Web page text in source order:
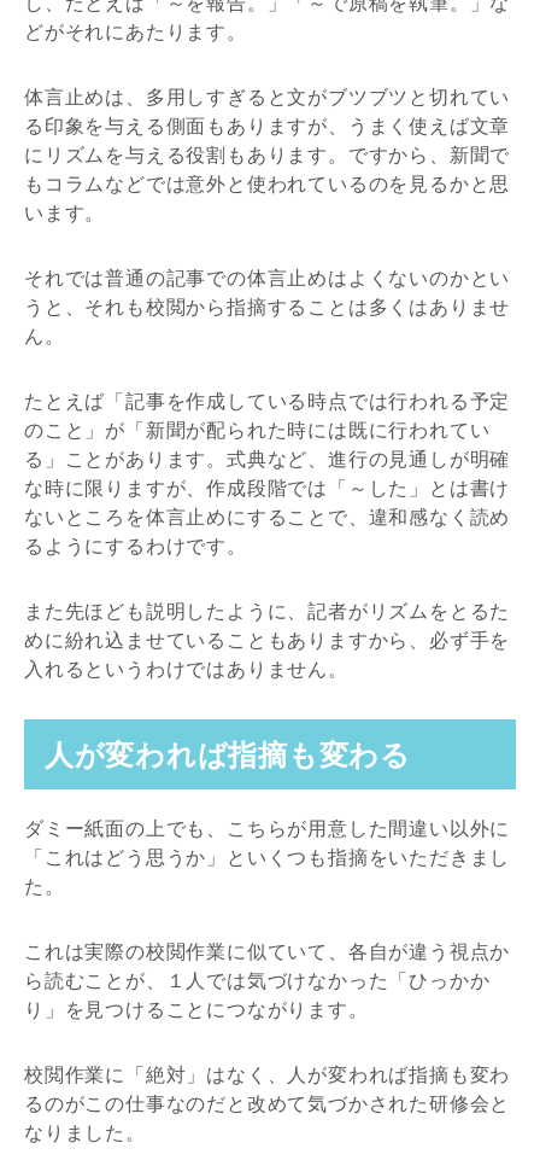
どがそれにあたります。
体言止めは、多用しすぎると文がブツブツと切れてい
る印象を与える側面もありますが、うまく使えば文章
にリズムを与える役割もあります。ですから、新聞で
もコラムなどでは意外と使われているのを見るかと思
います。
それでは普通の記事での体言止めはよくないのかとい
うと、それも校閲から指摘することは多くはありませ
ん。
たとえば「記事を作成している時点では行われる予定
のこと」が「新聞が配られた時には既に行われてい
る」ことがあります。式典など、進行の見通しが明確
な時に限りますが、作成段階では「～した」とは書け
ないところを体言止めにすることで、違和感なく読め
るようにするわけです。
また先ほども説明したように、記者がリズムをとるた
めに紛れ込ませていることもありますから、必ず手を
入れるというわけではありません。
人が変われば指摘も変わる
ダミー紙面の上でも、こちらが用意した間違い以外に
「これはどう思うか」といくつも指摘をいただきまし
た。
これは実際の校閲作業に似ていて、各自が違う視点か
ら読むことが、１人では気づけなかった「ひっかか
り」を見つけることにつながります。
校閲作業に「絶対」はなく、人が変われば指摘も変わ
るのがこの仕事なのだと改めて気づかされた研修会と
なりました。